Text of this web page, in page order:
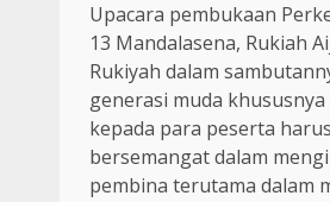
Upacara pembukaan
13 Mandalasena, Rukiah
Rukiyah dalam
generasi muda
kepada para peserta
bersemangat dalam
pembina terutama dalam